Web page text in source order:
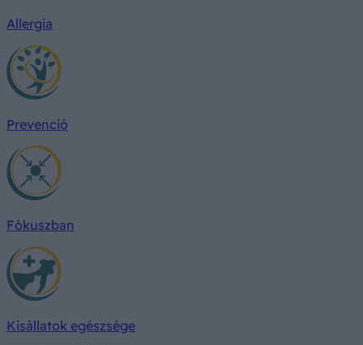
Allergia
Prevenció
Fókuszban
Kisállatok egészsége